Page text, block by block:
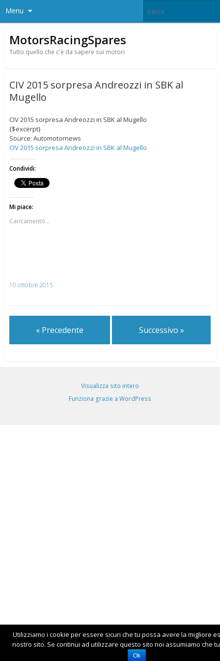
Menu
MotorsRacingSpares
Tutto quello che c'è da sapere sui motori
CIV 2015 sorpresa Andreozzi in SBK al
Mugello
CIV 2015 sorpresa Andreozzi in SBK al Mugello
{$excerpt}
Source: Automotornews
CIV 2015 sorpresa Andreozzi in SBK al Mugello
Condividi:
Mi piace:
Caricamento...
10 ottobre 2015
« Precedente Successivo »
Visualizza sito intero
Funziona grazie a WordPress
Utilizziamo i cookie per essere sicuri che tu possa avere la migliore
nostro sito. Se continui ad utilizzare questo sito noi assumiamo che
Ok